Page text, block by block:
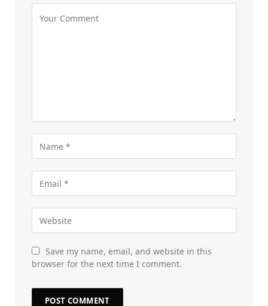
Save my name, email, and website in this
browser for the next time I comment.